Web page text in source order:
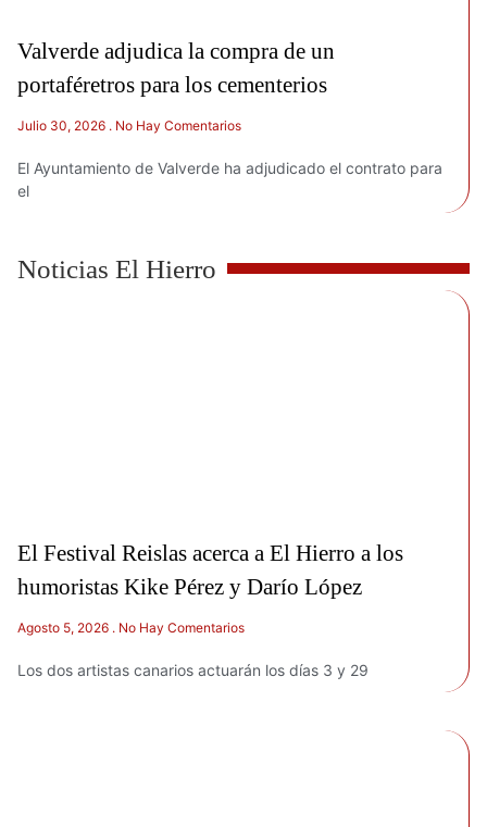
Valverde adjudica la compra de un
portaféretros para los cementerios
Julio 30, 2026 No Hay Comentarios
El Ayuntamiento de Valverde ha adjudicado el contrato para
el
Noticias El Hierro
El Festival Reislas acerca a El Hierro a los
humoristas Kike Pérez y Darío López
Agosto 5, 2026 No Hay Comentarios
Los dos artistas canarios actuarán los días 3 y 29